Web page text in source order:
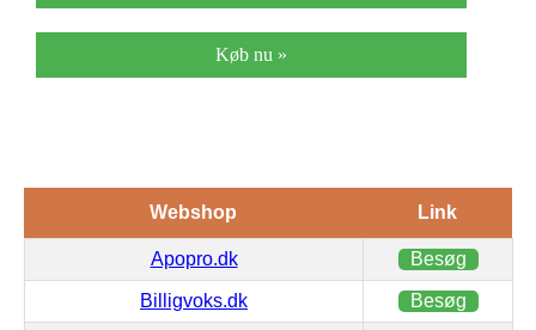
Køb nu »
Webshop Link
Apopro.dk Besøg
Billigvoks.dk Besøg